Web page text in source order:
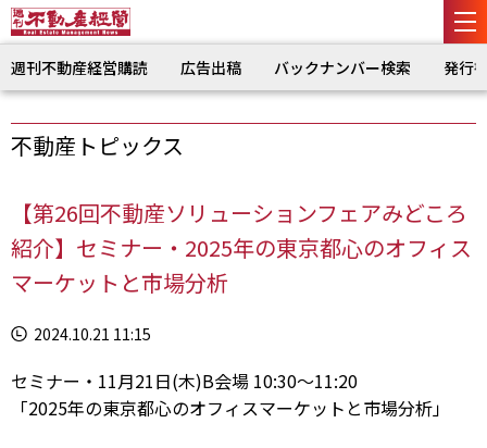
週刊不動産経営購読 広告出稿 バックナンバー検索 発行
不動産トピックス
【第26回不動産ソリューションフェアみどころ
紹介】セミナー・2025年の東京都心のオフィス
マーケットと市場分析
2024.10.21 11:15
セミナー・11月21日(木)B会場 10:30～11:20
「2025年の東京都心のオフィスマーケットと市場分析」